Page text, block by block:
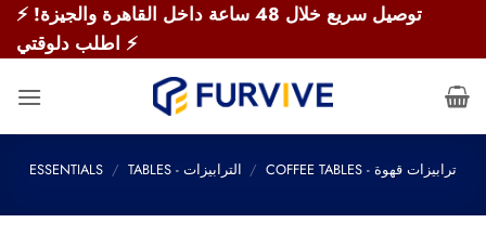
Skip
content
⚡ توصيل سريع خلال 48 ساعة داخل القاهرة والجيزة!
اطلب دلوقتي ⚡
ESSENTIALS / TABLES - الترابيزات / COFFEE TABLES - ترابيزات قهوة